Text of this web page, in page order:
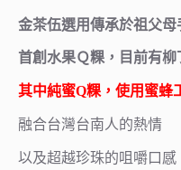
金茶伍選用傳承於祖父
首創水果Ｑ粿，目前有
其中純蜜Q粿，使用蜜蜂
融合台灣台南人的熱情
以及超越珍珠的咀嚼口感